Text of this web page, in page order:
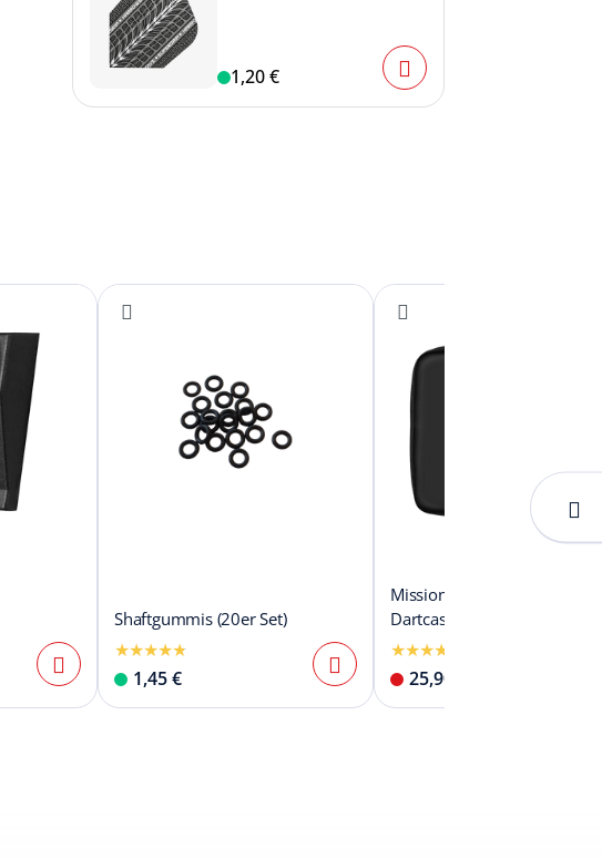
1,20 €
Shaftgummis (20er Set)
1,45 €
Mission Jack Daniels Luxor
Dartcase
25,90 €